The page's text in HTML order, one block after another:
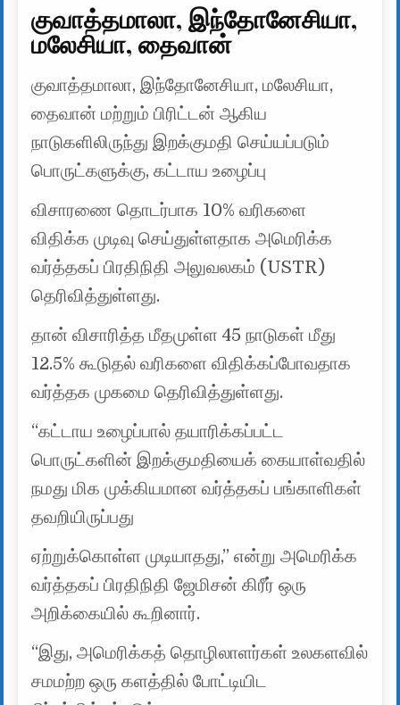
குவாத்தமாலா, இந்தோனேசியா,
மலேசியா, தைவான்
குவாத்தமாலா, இந்தோனேசியா, மலேசியா,
தைவான் மற்றும் பிரிட்டன் ஆகிய
நாடுகளிலிருந்து இறக்குமதி செய்யப்படும்
பொருட்களுக்கு, கட்டாய உழைப்பு
விசாரணை தொடர்பாக 10% வரிகளை
விதிக்க முடிவு செய்துள்ளதாக அமெரிக்க
வர்த்தகப் பிரதிநிதி அலுவலகம் (USTR)
தெரிவித்துள்ளது.
தான் விசாரித்த மீதமுள்ள 45 நாடுகள் மீது
12.5% ​​கூடுதல் வரிகளை விதிக்கப்போவதாக
வர்த்தக முகமை தெரிவித்துள்ளது.
“கட்டாய உழைப்பால் தயாரிக்கப்பட்ட
பொருட்களின் இறக்குமதியைக் கையாள்வதில்
நமது மிக முக்கியமான வர்த்தகப் பங்காளிகள்
தவறியிருப்பது
ஏற்றுக்கொள்ள முடியாதது,” என்று அமெரிக்க
வர்த்தகப் பிரதிநிதி ஜேமிசன் கிரீர் ஒரு
அறிக்கையில் கூறினார்.
“இது, அமெரிக்கத் தொழிலாளர்கள் உலகளவில்
சமமற்ற ஒரு களத்தில் போட்டியிட